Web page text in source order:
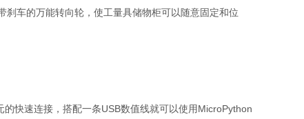
车的万能转向轮，使工量具储物柜可以随意固定和位
快速连接，搭配一条USB数值线就可以使用MicroPython